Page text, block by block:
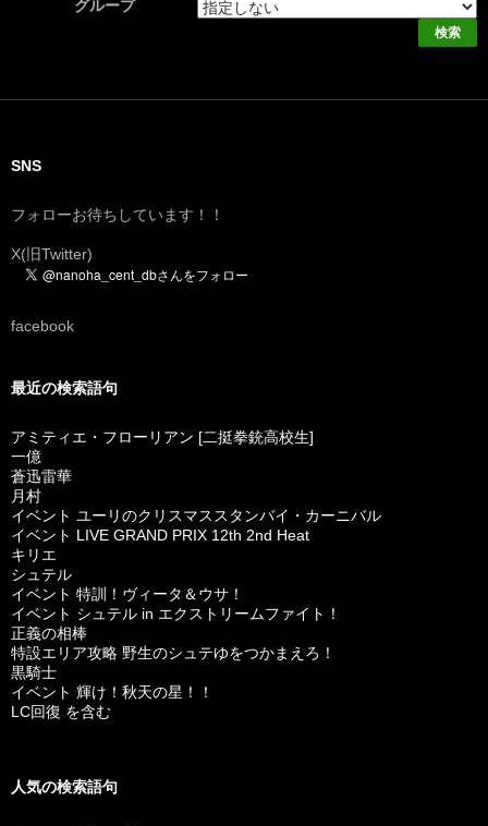
グループ
SNS
フォローお待ちしています！！
X(旧Twitter)
facebook
最近の検索語句
アミティエ・フローリアン [二挺拳銃高校生]
一億
蒼迅雷華
月村
イベント ユーリのクリスマススタンバイ・カーニバル
イベント LIVE GRAND PRIX 12th 2nd Heat
キリエ
シュテル
イベント 特訓！ヴィータ＆ウサ！
イベント シュテル in エクストリームファイト！
正義の相棒
特設エリア攻略 野生のシュテゆをつかまえろ！
黒騎士
イベント 輝け！秋天の星！！
LC回復 を含む
人気の検索語句